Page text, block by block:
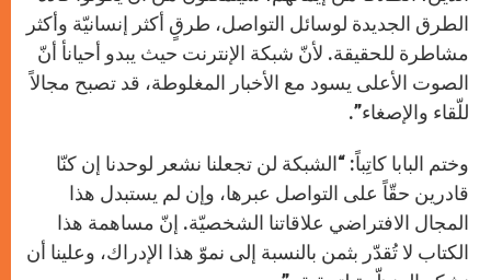
الطرق الجديدة لوسائل التواصل، طرقٍ أكثر إنسانيّة وأكثر
مشاطرة للحقيقة. لأنّ شبكة الإنترنت حيث يبدو أحيانأ أنّ
الصوت الأعلى يسود مع الأخبار المغلوطة، قد تصبح مجالاً
للّقاء والإصغاء”.
وختم البابا كاتِباً: “الشبكة لن تجعلنا نشعر لوحدنا إن كنّا
قادرين حقّاً على التواصل عبرها، وإن لم يستبدل هذا
المجال الافتراضي علاقاتنا الشخصيّة. إنّ مساهمة هذا
الكتاب لا تُقدّر بثمن بالنسبة إلى نموّ هذا الإدراك، وعلينا أن